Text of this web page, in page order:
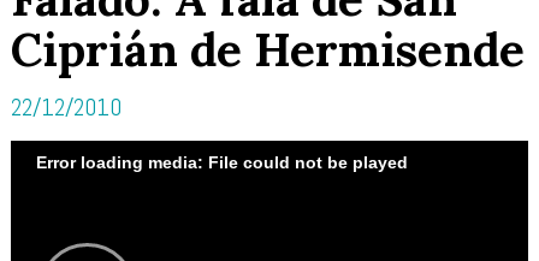
Ciprián de Hermisende
22/12/2010
Error loading media: File could not be played